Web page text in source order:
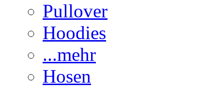
Pullover
Hoodies
...mehr
Hosen